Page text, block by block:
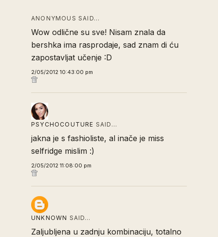
ANONYMOUS SAID…
Wow odlične su sve! Nisam znala da
bershka ima rasprodaje, sad znam di ću
zapostavljat učenje :D
2/05/2012 10:43:00 pm
PSYCHOCOUTURE SAID…
jakna je s fashioliste, al inače je miss
selfridge mislim :)
2/05/2012 11:08:00 pm
UNKNOWN SAID…
Zaljubljena u zadnju kombinaciju, totalno